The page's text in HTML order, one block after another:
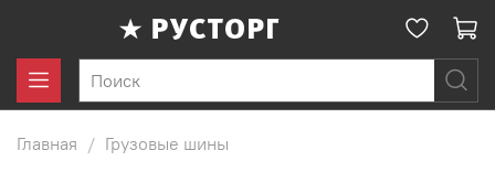
Главная Грузовые шины